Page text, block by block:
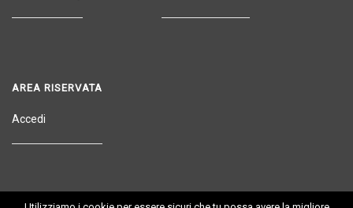
AREA RISERVATA
Accedi